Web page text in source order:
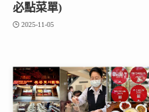
必點菜單)
2025-11-05